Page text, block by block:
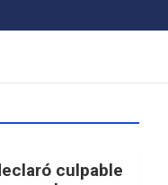
culpable